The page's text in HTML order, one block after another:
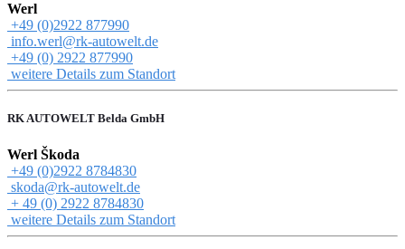
Werl
+49 (0)2922 877990
info.werl@rk-autowelt.de
+49 (0) 2922 877990
weitere Details zum Standort
RK AUTOWELT Belda GmbH
Werl Škoda
+49 (0)2922 8784830
skoda@rk-autowelt.de
+ 49 (0) 2922 8784830
weitere Details zum Standort